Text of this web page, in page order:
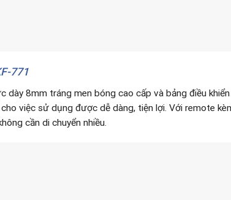
771
dày 8mm tráng men bóng cao cấp và bảng điều
việc sử dụng được dễ dàng, tiện lợi. Với remote
cần di chuyển nhiều.